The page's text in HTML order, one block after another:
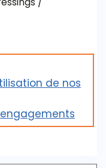
sont :
du
sont :
du principalde nos